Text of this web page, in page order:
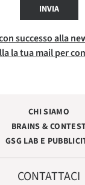
INVIA
successo alla
la tua mail per
CHI SIAMO
BRAINS &
GSG LAB E
CONTATTACI